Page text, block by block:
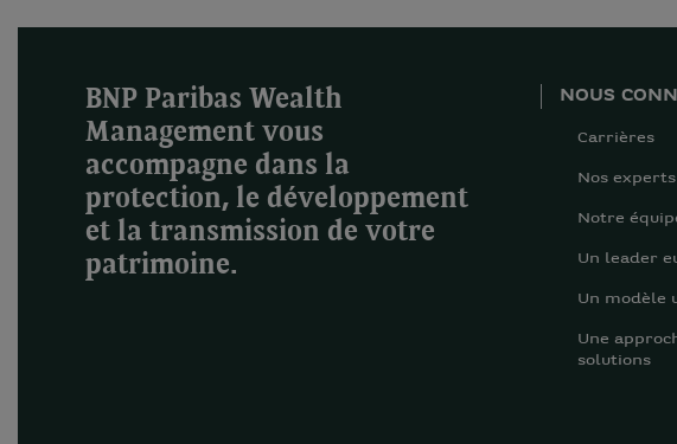
BNP Paribas Wealth
Management vous
accompagne dans la
protection, le développement
et la transmission de votre
patrimoine.
NOUS
Carrières
Nos experts
Notre
Un leader
Un modèle
Une
solutions